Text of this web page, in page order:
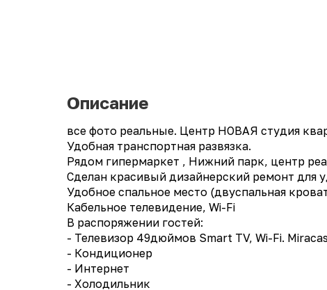
Описание
все фото реальные. Центр НОВАЯ студия
Удобная транспортная развязка.
Рядом гипермаркет , Нижний парк, центр
Сделан красивый дизайнерский ремонт для
Удобное спальное место (двуспальная
Кабельное телевидение, Wi-Fi
В распоряжении гостей:
- Телевизор 49дюймов Smart TV, Wi-Fi.
- Кондиционер
- Интернет
- Холодильник